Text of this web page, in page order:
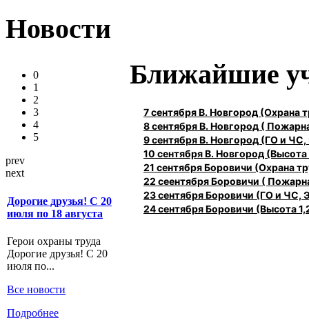
Новости
0
1
2
3
4
5
prev
next
Дорогие друзья! С 20
июля по 18 августа
Герои охраны труда
Дорогие друзья! С 20
июля по...
Все новости
Подробнее
Ближайшие
7 сентября В. Новгород
8 сентября В. Новгород (
9 сентября В. Новгород (ГО и ЧС,
10 сентября В. Новгород (Высота
21 сентября Боровичи (Охрана
22 сеентября Боровичи (
23 сентября Боровичи (ГО и ЧС,
24 сентября Боровичи (Высота